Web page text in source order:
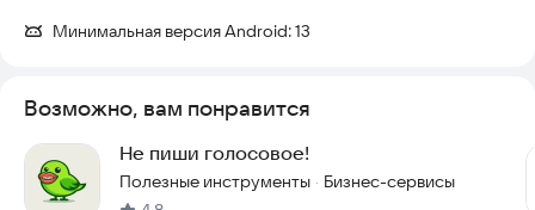
Минимальная версия Android:13
Возможно, вам понравится
Не пиши голосовое!
Полезные инструменты · Бизнес-сервисы